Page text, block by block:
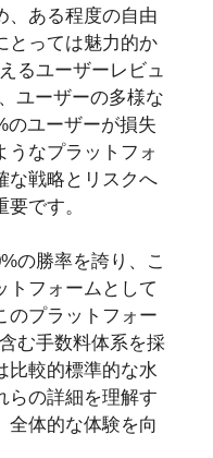
、ある程度の自由
とっては魅力的か
るユーザーレビュ
ユーザーの多様な
のユーザーが損失
うなプラットフォ
な戦略とリスクへ
です。
の勝率を誇り、こ
トフォームとして
のプラットフォー
む手数料体系を採
比較的標準的な水
らの詳細を理解す
全体的な体験を向